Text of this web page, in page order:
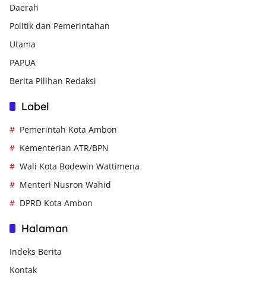
Daerah
Politik dan Pemerintahan
Utama
PAPUA
Berita Pilihan Redaksi
Label
Pemerintah Kota Ambon
Kementerian ATR/BPN
Wali Kota Bodewin Wattimena
Menteri Nusron Wahid
DPRD Kota Ambon
Halaman
Indeks Berita
Kontak